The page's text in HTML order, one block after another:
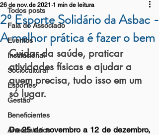
Todos posts
Fala do Associado
Eventos
Institucional
Sociocultural
Esportes
Gestão
Beneficientes
Arrendatários
2º Esporte Solidário da Asbac -
A melhor prática é fazer o bem
26 de nov. de 2021 1 min de leitura
Cuidar da saúde, praticar
atividades físicas e ajudar a
quem precisa, tudo isso em um
só lugar.
De 25 de novembro a 12 de dezembro,